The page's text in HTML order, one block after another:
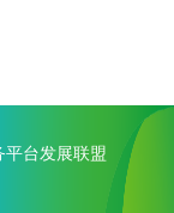
平台发展联盟